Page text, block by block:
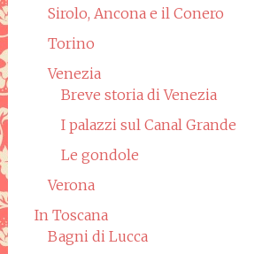
Sirolo, Ancona e il Conero
Torino
Venezia
Breve storia di Venezia
I palazzi sul Canal Grande
Le gondole
Verona
In Toscana
Bagni di Lucca